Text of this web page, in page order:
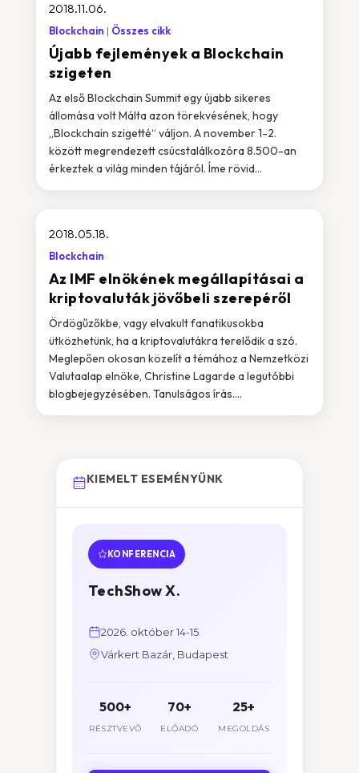
Újabb fejlemények a Blockchain
szigeten
2018.11.06.
Blockchain Összes cikk
Az első Blockchain Summit egy újabb sikeres
állomása volt Málta azon törekvésének, hogy
„Blockchain szigetté“ váljon. A november 1-2.
között megrendezett csúcstalálkozóra 8.500-an
érkeztek a világ minden tájáról. Íme rövid...
Az IMF elnökének megállapításai a
kriptovaluták jövőbeli szerepéről
2018.05.18.
Blockchain
Ördögűzőkbe, vagy elvakult fanatikusokba
ütközhetünk, ha a kriptovalutákra terelődik a szó.
Meglepően okosan közelít a témához a Nemzetközi
Valutaalap elnöke, Christine Lagarde a legutóbbi
blogbejegyzésében. Tanulságos írás....
KIEMELT ESEMÉNYÜNK
KONFERENCIA
TechShow X.
2026. október 14-15.
Várkert Bazár, Budapest
500+
RÉSZTVEVŐ
70+
ELŐADÓ
25+
MEGOLDÁS